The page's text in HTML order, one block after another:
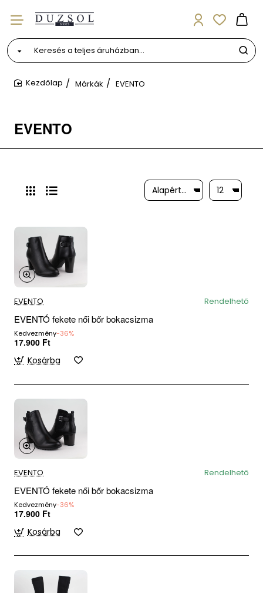
Keresés
teljes
áruházban...
EVENTO
Márkák EVENTO
EVENTO Rendelhető
EVENTÓ fekete női bőr bokacsizma
Kedvezmény-36%
17.900 Ft
Kosárba
EVENTO Rendelhető
EVENTÓ fekete női bőr bokacsizma
Kedvezmény-36%
17.900 Ft
Kosárba